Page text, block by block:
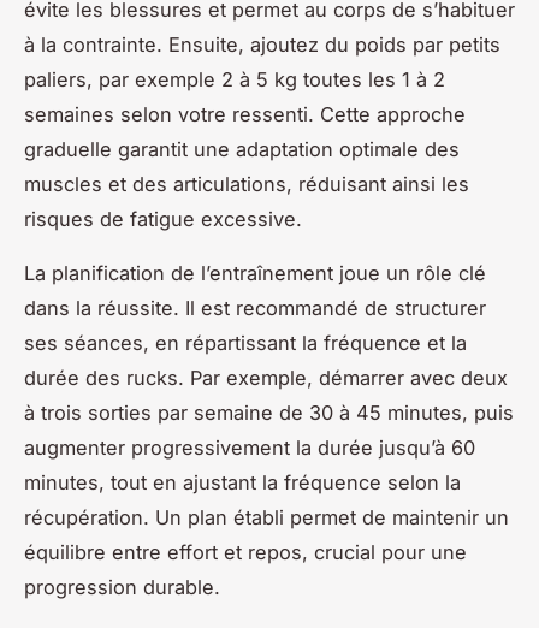
évite les blessures et permet au corps de s’habituer
à la contrainte. Ensuite, ajoutez du poids par petits
paliers, par exemple 2 à 5 kg toutes les 1 à 2
semaines selon votre ressenti. Cette approche
graduelle garantit une adaptation optimale des
muscles et des articulations, réduisant ainsi les
risques de fatigue excessive.
La planification de l’entraînement joue un rôle clé
dans la réussite. Il est recommandé de structurer
ses séances, en répartissant la fréquence et la
durée des rucks. Par exemple, démarrer avec deux
à trois sorties par semaine de 30 à 45 minutes, puis
augmenter progressivement la durée jusqu’à 60
minutes, tout en ajustant la fréquence selon la
récupération. Un plan établi permet de maintenir un
équilibre entre effort et repos, crucial pour une
progression durable.